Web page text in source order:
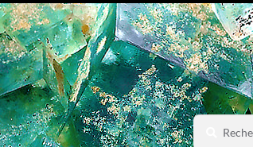
Recherche
pour :
Recherche